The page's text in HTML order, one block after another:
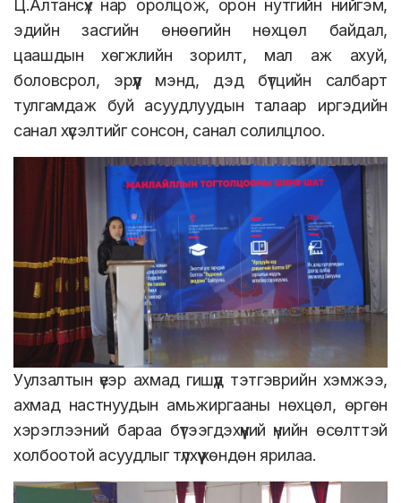
Ц.Алтансүх нар оролцож, орон нутгийн нийгэм,
эдийн засгийн өнөөгийн нөхцөл байдал,
цаашдын хөгжлийн зорилт, мал аж ахуй,
боловсрол, эрүүл мэнд, дэд бүтцийн салбарт
тулгамдаж буй асуудлуудын талаар иргэдийн
санал хүсэлтийг сонсон, санал солилцлоо.
Уулзалтын үеэр ахмад гишүүд тэтгэврийн хэмжээ,
ахмад настнуудын амьжиргааны нөхцөл, өргөн
хэрэглээний бараа бүтээгдэхүүний үнийн өсөлттэй
холбоотой асуудлыг түлхүү хөндөн ярилаа.